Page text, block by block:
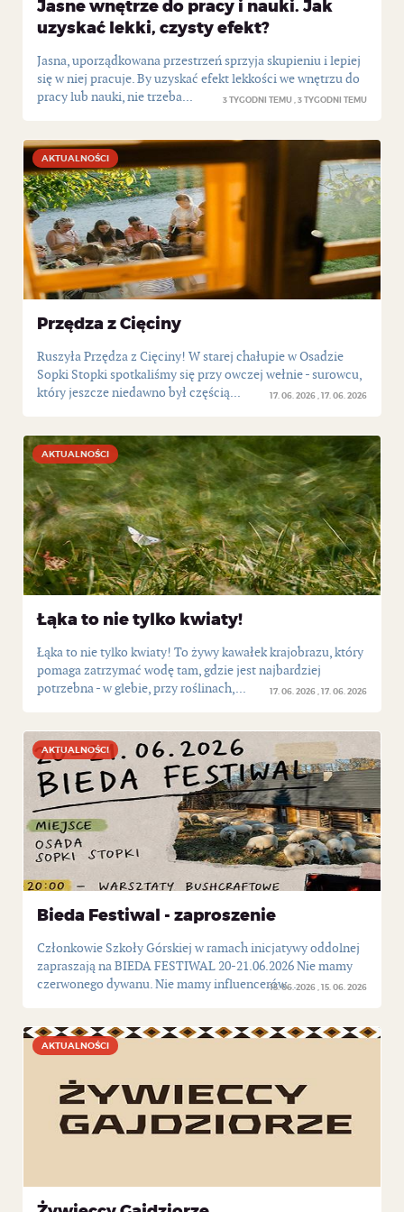
Jasne wnętrze do pracy i nauki. Jak
uzyskać lekki, czysty efekt?
3 TYGODNI TEMU 3 TYGODNI TEMU
Jasna, uporządkowana przestrzeń sprzyja skupieniu i lepiej
się w niej pracuje. By uzyskać efekt lekkości we wnętrzu do
pracy lub nauki, nie trzeba...
Przędza z Cięciny
AKTUALNOŚCI
17. 06. 2026 17. 06. 2026
Ruszyła Przędza z Cięciny! W starej chałupie w Osadzie
Sopki Stopki spotkaliśmy się przy owczej wełnie - surowcu,
który jeszcze niedawno był częścią...
AKTUALNOŚCI
Łąka to nie tylko kwiaty!
AKTUALNOŚCI
17. 06. 2026 17. 06. 2026
Łąka to nie tylko kwiaty! To żywy kawałek krajobrazu, który
pomaga zatrzymać wodę tam, gdzie jest najbardziej
potrzebna - w glebie, przy roślinach,...
AKTUALNOŚCI
Bieda Festiwal - zaproszenie
AKTUALNOŚCI
15. 06. 2026 15. 06. 2026
Członkowie Szkoły Górskiej w ramach inicjatywy oddolnej
zapraszają na BIEDA FESTIWAL 20-21.06.2026 Nie mamy
czerwonego dywanu. Nie mamy influencerów...
AKTUALNOŚCI
AKTUALNOŚCI
AKTUALNOŚCI